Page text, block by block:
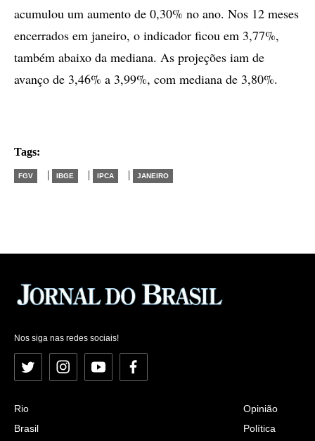
acumulou um aumento de 0,30% no ano. Nos 12 meses
encerrados em janeiro, o indicador ficou em 3,77%,
também abaixo da mediana. As projeções iam de
avanço de 3,46% a 3,99%, com mediana de 3,80%.
Tags:
FGV | IBGE | IPCA | JANEIRO
Nos siga nas redes sociais!
Twitter InstagramYouTubeFacebook
Rio
Brasil
Opinião
Política